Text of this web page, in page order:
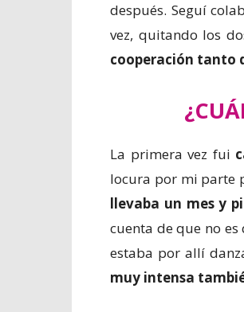
después. Seguí
vez, quitando los
cooperación tanto
La primera vez fui
locura por mi parte
llevaba un mes y
cuenta de que no
estaba por allí
muy intensa